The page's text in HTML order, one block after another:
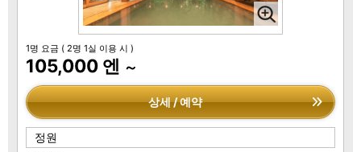
1명 요금 ( 2명 1실 이용 시 )
105,000 엔 ～
상세 / 예약
정원